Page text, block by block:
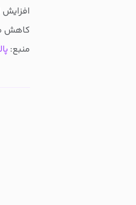
کاهش
منبع: